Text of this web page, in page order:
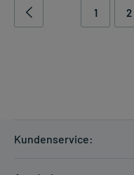
1 2
Kundenservice: